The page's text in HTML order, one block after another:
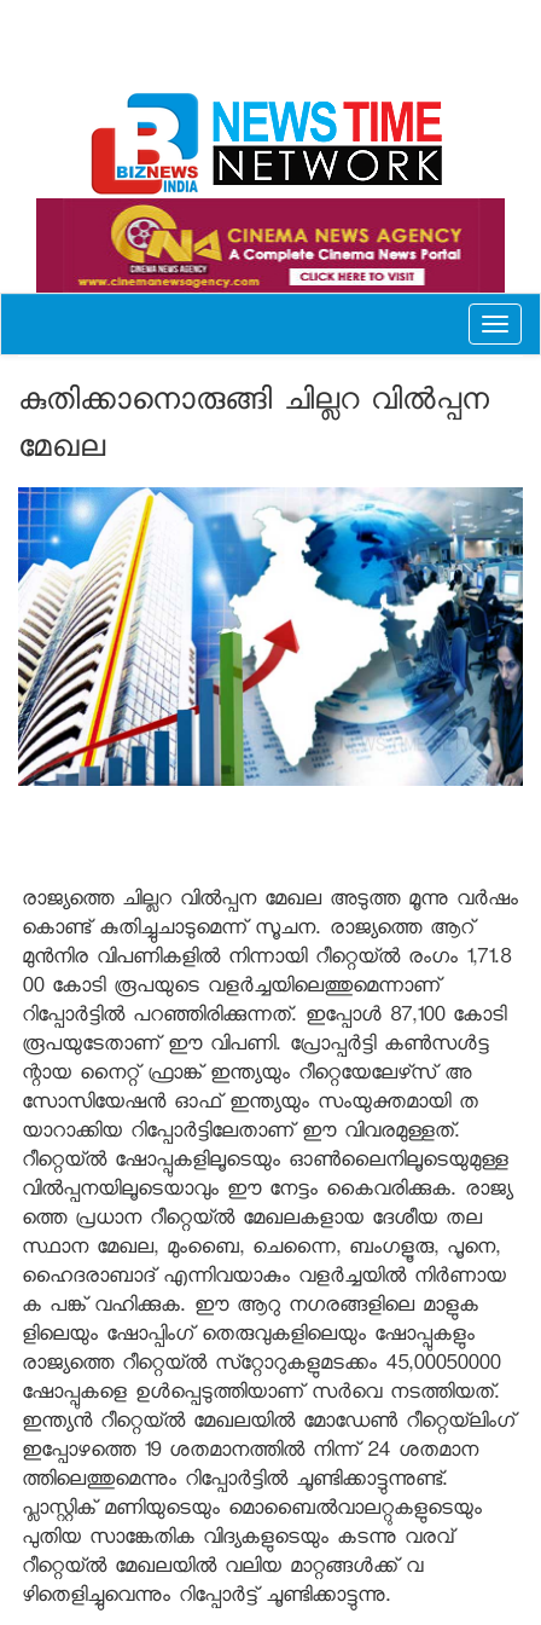
കുതിക്കാനൊരുങ്ങി ചില്ലറ വില്‍പ്പന
മേഖല
രാജ്യത്തെ ചില്ലറ വില്‍പ്പന മേഖല അടുത്ത മൂന്നു വര്‍ഷം
കൊണ്ട് കുതിച്ചുചാടുമെന്ന് സൂചന. രാജ്യത്തെ ആറ്
മുന്‍നിര വിപണികളില്‍ നിന്നായി റീറ്റെയ്ല്‍ രംഗം 1,71.8
00 കോടി രൂപയുടെ വളര്‍ച്ചയിലെത്തുമെന്നാണ്
റിപ്പോര്‍ട്ടില്‍ പറഞ്ഞിരിക്കുന്നത്. ഇപ്പോള്‍ 87,100 കോടി
രൂപയുടേതാണ് ഈ വിപണി. പ്രോപ്പര്‍ട്ടി കണ്‍സള്‍ട്ട
ന്റായ നൈറ്റ് ഫ്രാങ്ക് ഇന്ത്യയും റീറ്റെയേലേഴ്‌സ് അ
സോസിയേഷന്‍ ഓഫ് ഇന്ത്യയും സംയുക്തമായി ത
യാറാക്കിയ റിപ്പോര്‍ട്ടിലേതാണ് ഈ വിവരമുള്ളത്.
റീറ്റെയ്ല്‍ ഷോപ്പുകളിലൂടെയും ഓണ്‍ലൈനിലൂടെയുമുള്ള
വില്‍പ്പനയിലൂടെയാവും ഈ നേട്ടം കൈവരിക്കുക. രാജ്യ
ത്തെ പ്രധാന റീറ്റെയ്ല്‍ മേഖലകളായ ദേശീയ തല
സ്ഥാന മേഖല, മുംബൈ, ചെന്നൈ, ബംഗളൂരു, പൂനെ,
ഹൈദരാബാദ് എന്നിവയാകും വളര്‍ച്ചയില്‍ നിര്‍ണായ
ക പങ്ക് വഹിക്കുക. ഈ ആറു നഗരങ്ങളിലെ മാളുക
ളിലെയും ഷോപ്പിംഗ് തെരുവുകളിലെയും ഷോപ്പുകളും
രാജ്യത്തെ റീറ്റെയ്ല്‍ സ്‌റ്റോറുകളുമടക്കം 45,00050000
ഷോപ്പുകളെ ഉള്‍പ്പെടുത്തിയാണ് സര്‍വെ നടത്തിയത്.
ഇന്ത്യന്‍ റീറ്റെയ്ല്‍ മേഖലയില്‍ മോഡേണ്‍ റീറ്റെയ്‌ലിംഗ്
ഇപ്പോഴത്തെ 19 ശതമാനത്തില്‍ നിന്ന് 24 ശതമാന
ത്തിലെത്തുമെന്നും റിപ്പോര്‍ട്ടില്‍ ചൂണ്ടിക്കാട്ടുന്നുണ്ട്.
പ്ലാസ്റ്റിക് മണിയുടെയും മൊബൈല്‍വാലറ്റുകളുടെയും
പുതിയ സാങ്കേതിക വിദ്യകളുടെയും കടന്നു വരവ്
റീറ്റെയ്ല്‍ മേഖലയില്‍ വലിയ മാറ്റങ്ങള്‍ക്ക് വ
ഴിതെളിച്ചുവെന്നും റിപ്പോര്‍ട്ട് ചൂണ്ടിക്കാട്ടുന്നു.